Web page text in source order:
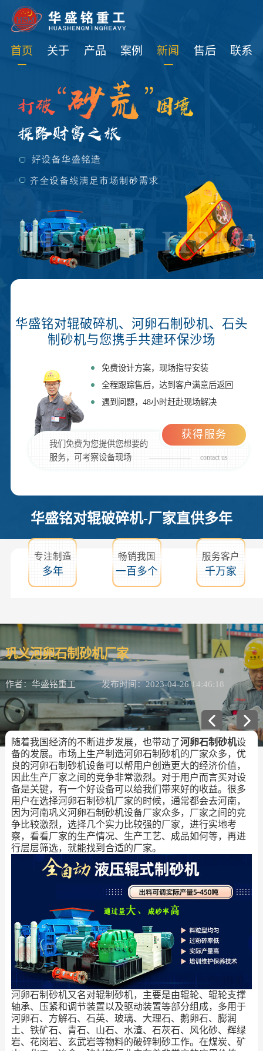
首页 关于 产品 案例 新闻 售后 联系
华盛铭对辊破碎机、河卵石制砂机、石头
制砂机与您携手共建环保沙场
免费设计方案，现场指导安装
全程跟踪售后，达到客户满意后返回
遇到问题，48小时赶赴现场解决
我们免费为您提供您想要的
服务，可考察设备现场
contact us
获得服务
华盛铭对辊破碎机-厂家直供多年
专注制造
多年
畅销我国
一百多个
服务客户
千万家
巩义河卵石制砂机厂家
作者：华盛铭重工 发布时间：2023-04-26 14:46:18
随着我国经济的不断进步发展，也带动了河卵石制砂机设
备的发展。市场上生产制造河卵石制砂机的厂家众多，优
良的河卵石制砂机设备可以帮用户创造更大的经济价值，
因此生产厂家之间的竞争非常激烈。对于用户而言买对设
备是关键，有一个好设备可以给我们带来好的收益。很多
用户在选择河卵石制砂机厂家的时候，通常都会去河南，
因为河南巩义河卵石制砂机设备厂家众多，厂家之间的竞
争比较激烈，选择几个实力比较强的厂家，进行实地考
察，看看厂家的生产情况、生产工艺、成品如何等，再进
行层层筛选，就能找到合适的厂家。
河卵石制砂机又名对辊制砂机，主要是由辊轮、辊轮支撑
轴承、压紧和调节装置以及驱动装置等部分组成，多用于
河卵石、方解石、石英、玻璃、大理石、鹅卵石、膨润
土、铁矿石、青石、山石、水渣、石灰石、风化砂、辉绿
岩、花岗岩、玄武岩等物料的破碎制砂工作。在煤炭、矿